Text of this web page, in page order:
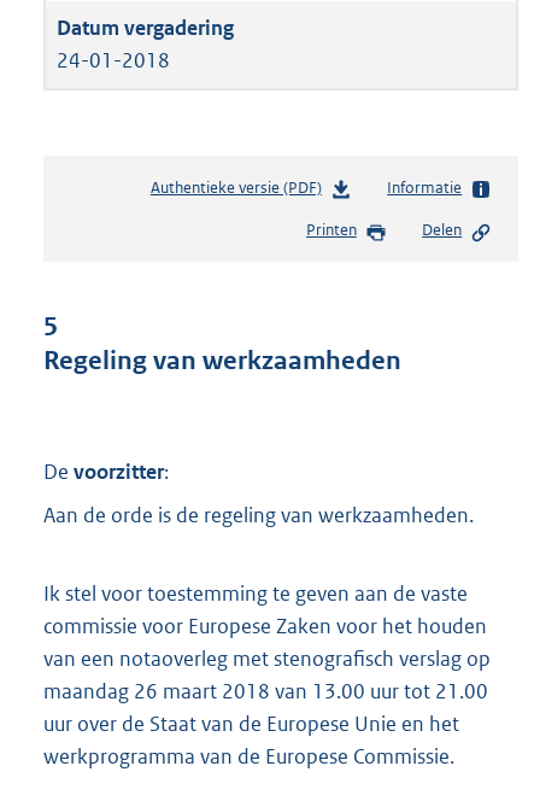
24-01-2018
Authentieke versie (PDF)b
s
s
t
3
3
K
b
Informatie
Printen Delen
5
Regeling van werkzaamheden
De voorzitter:
Aan de orde is de regeling van werkzaamheden.
Ik stel voor toestemming te geven aan de vaste
commissie voor Europese Zaken voor het houden
van een notaoverleg met stenografisch verslag op
maandag 26 maart 2018 van 13.00 uur tot 21.00
uur over de Staat van de Europese Unie en het
werkprogramma van de Europese Commissie.